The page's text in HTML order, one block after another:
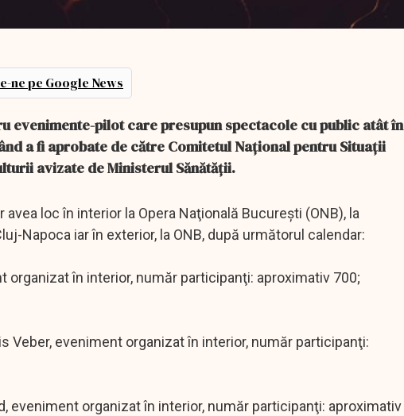
ne pe Google News
evenimente-pilot care presupun spectacole cu public atât în
a fi aprobate de către Comitetul Naţional pentru Situaţii
avizate de Ministerul Sănătăţii.
loc în interior la Opera Naţională Bucureşti (ONB), la
Napoca iar în exterior, la ONB, după următorul calendar:
organizat în interior, număr participanţi: aproximativ 700;
Veber, eveniment organizat în interior, număr participanţi:
eveniment organizat în interior, număr participanţi: aproximativ